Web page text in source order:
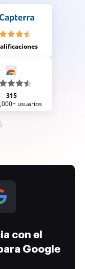
315
usuarios
con el
Google